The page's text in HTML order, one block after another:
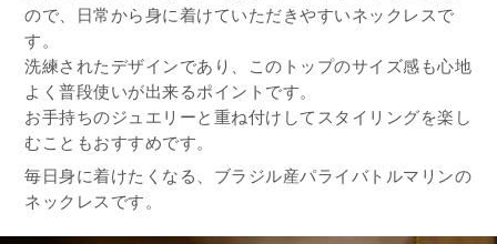
ので、日常から身に着けていただきやすいネックレスで
す。
洗練されたデザインであり、このトップのサイズ感も心地
よく普段使いが出来るポイントです。
お手持ちのジュエリーと重ね付けしてスタイリングを楽し
むこともおすすめです。
毎日身に着けたくなる、ブラジル産パライバトルマリンの
ネックレスです。